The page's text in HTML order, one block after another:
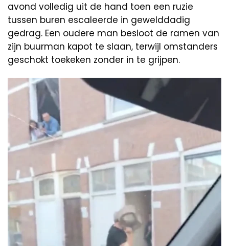
avond volledig uit de hand toen een ruzie
tussen buren escaleerde in gewelddadig
gedrag. Een oudere man besloot de ramen van
zijn buurman kapot te slaan, terwijl omstanders
geschokt toekeken zonder in te grijpen.